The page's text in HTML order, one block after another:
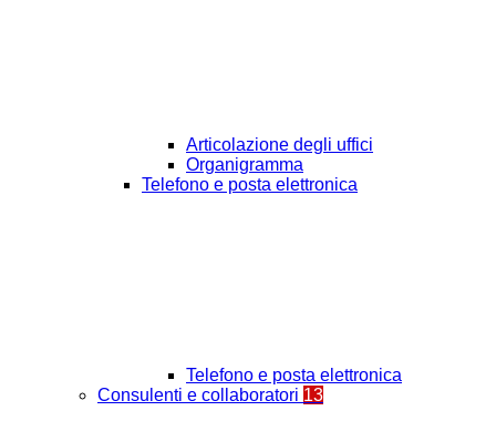
Articolazione degli uffici
Organigramma
Telefono e posta elettronica
Telefono e posta elettronica
Consulenti e collaboratori 13